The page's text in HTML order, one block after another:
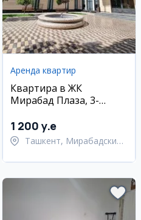
Аренда квартир
Квартира в ЖК
Мирабад Плаза, 3-
1 200 y.e
Ташкент, Мирабадский